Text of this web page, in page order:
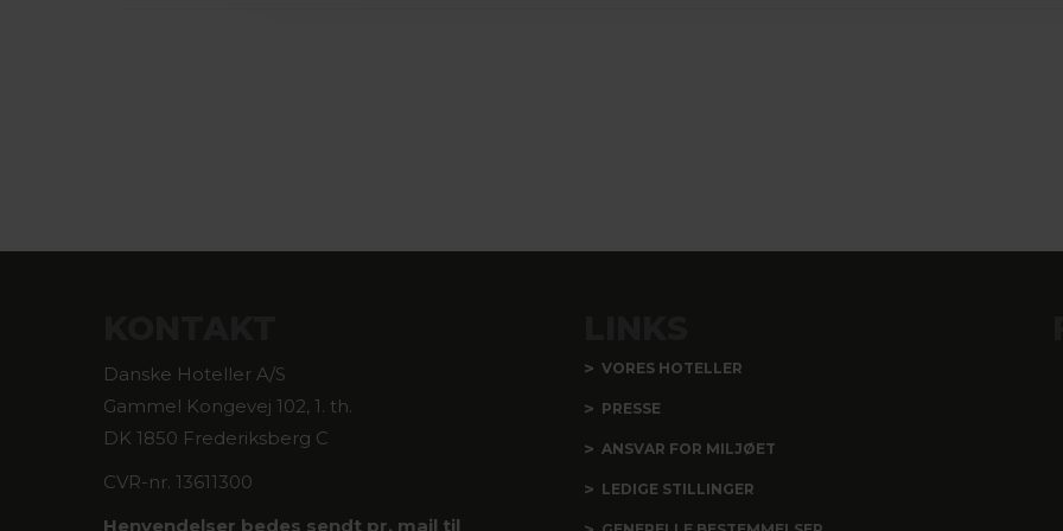
Danske Hoteller A/S
Gammel Kongevej 102, 1. th.
DK 1850 Frederiksberg C
CVR-nr. 13611300
Henvendelser bedes sendt pr. mail til
VORES HOTELLER
PRESSE
ANSVAR FOR MILJØET
LEDIGE STILLINGER